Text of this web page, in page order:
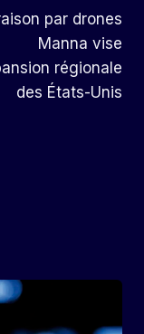
par drones
Manna vise
régionale
des États-Unis